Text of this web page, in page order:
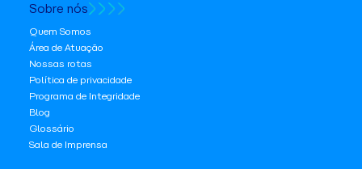
Sobre nós
Quem Somos
Área de Atuação
Nossas rotas
Política de privacidade
Programa de Integridade
Blog
Glossário
Sala de Imprensa